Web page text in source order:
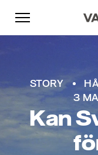
Skip to content
Gå till
Gå till sidfoten
STORY
3
Kan
Gå till